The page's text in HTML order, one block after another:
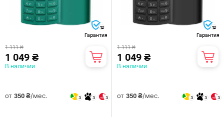
12
Гарантия
1 111 ₴
1 049 ₴
В наличии
от 350 ₴/мес. 3 3 3
12
Гарантия
1 111 ₴
1 049 ₴
В наличии
от 350 ₴/мес. 3 3 3